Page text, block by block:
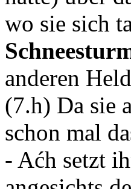
wo sie sich
anderen
(7.h) Da sie
schon mal
- Aćh setzt